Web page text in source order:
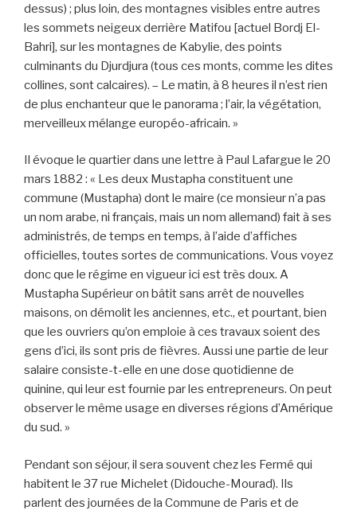
dessus) ; plus loin, des montagnes visibles entre autres
les sommets neigeux derrière Matifou [actuel Bordj El-
Bahri], sur les montagnes de Kabylie, des points
culminants du Djurdjura (tous ces monts, comme les dites
collines, sont calcaires). – Le matin, à 8 heures il n’est rien
de plus enchanteur que le panorama ; l’air, la végétation,
merveilleux mélange européo-africain. »
Il évoque le quartier dans une lettre à Paul Lafargue le 20
mars 1882 : « Les deux Mustapha constituent une
commune (Mustapha) dont le maire (ce monsieur n’a pas
un nom arabe, ni français, mais un nom allemand) fait à ses
administrés, de temps en temps, à l’aide d’affiches
officielles, toutes sortes de communications. Vous voyez
donc que le régime en vigueur ici est très doux. A
Mustapha Supérieur on bâtit sans arrêt de nouvelles
maisons, on démolit les anciennes, etc., et pourtant, bien
que les ouvriers qu’on emploie à ces travaux soient des
gens d’ici, ils sont pris de fièvres. Aussi une partie de leur
salaire consiste-t-elle en une dose quotidienne de
quinine, qui leur est fournie par les entrepreneurs. On peut
observer le même usage en diverses régions d’Amérique
du sud. »
Pendant son séjour, il sera souvent chez les Fermé qui
habitent le 37 rue Michelet (Didouche-Mourad). Ils
parlent des journées de la Commune de Paris et de